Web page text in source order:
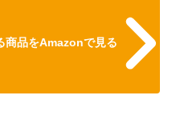
品をAmazonで見る